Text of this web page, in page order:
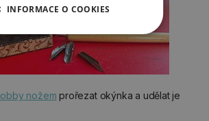
nožem prořezat okýnka a udělat je
INFORMACE O COOKIES